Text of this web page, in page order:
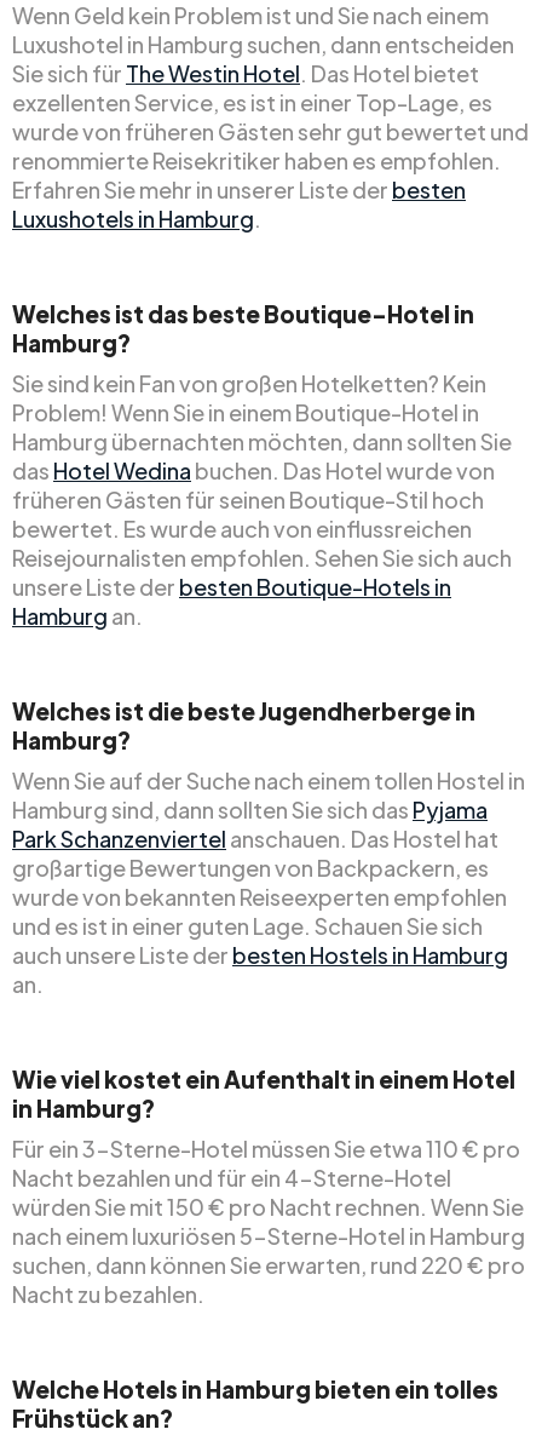
Wenn Geld kein Problem ist und Sie nach einem
Luxushotel in Hamburg suchen, dann entscheiden
Sie sich für The Westin Hotel. Das Hotel bietet
exzellenten Service, es ist in einer Top-Lage, es
wurde von früheren Gästen sehr gut bewertet und
renommierte Reisekritiker haben es empfohlen.
Erfahren Sie mehr in unserer Liste der besten
Luxushotels in Hamburg.
Welches ist das beste Boutique-Hotel in
Hamburg?
Sie sind kein Fan von großen Hotelketten? Kein
Problem! Wenn Sie in einem Boutique-Hotel in
Hamburg übernachten möchten, dann sollten Sie
das Hotel Wedina buchen. Das Hotel wurde von
früheren Gästen für seinen Boutique-Stil hoch
bewertet. Es wurde auch von einflussreichen
Reisejournalisten empfohlen. Sehen Sie sich auch
unsere Liste der besten Boutique-Hotels in
Hamburg an.
Welches ist die beste Jugendherberge in
Hamburg?
Wenn Sie auf der Suche nach einem tollen Hostel in
Hamburg sind, dann sollten Sie sich das Pyjama
Park Schanzenviertel anschauen. Das Hostel hat
großartige Bewertungen von Backpackern, es
wurde von bekannten Reiseexperten empfohlen
und es ist in einer guten Lage. Schauen Sie sich
auch unsere Liste der besten Hostels in Hamburg
an.
Wie viel kostet ein Aufenthalt in einem Hotel
in Hamburg?
Für ein 3-Sterne-Hotel müssen Sie etwa 110 € pro
Nacht bezahlen und für ein 4-Sterne-Hotel
würden Sie mit 150 € pro Nacht rechnen. Wenn Sie
nach einem luxuriösen 5-Sterne-Hotel in Hamburg
suchen, dann können Sie erwarten, rund 220 € pro
Nacht zu bezahlen.
Welche Hotels in Hamburg bieten ein tolles
Frühstück an?